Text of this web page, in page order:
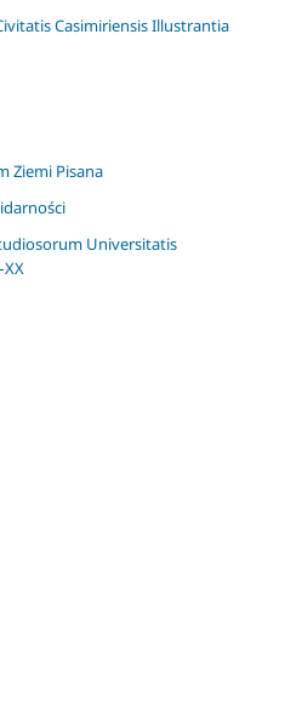
Casimiriensis Illustrantia
Ziemi Pisana
Universitatis